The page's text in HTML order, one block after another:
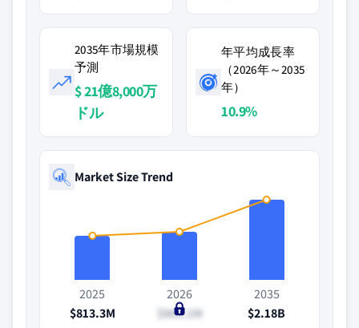
2035年市場規模
予測
$ 21億8,000万
ドル
年平均成長率
（2026年～2035
年）
10.9%
Market Size Trend
2025
$813.3M
2026
$862.1M
2035
$2.18B